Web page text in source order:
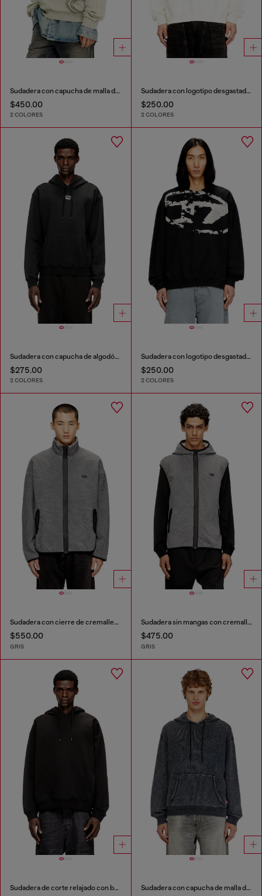
Sudadera con capucha de malla de algodón texturizada
$450.00
2 COLORES
Sudadera con logotipo desgastado en relieve
$250.00
2 COLORES
Sudadera con capucha de algodón con Oval D metálico.
$275.00
2 COLORES
Sudadera con logotipo desgastado en relieve
$250.00
2 COLORES
Sudadera con cierre de cremallera y forro interior
$550.00
GRIS
Sudadera sin mangas con cremallera
$475.00
GRIS
Sudadera de corte relajado con bolsillo canguro Sudadera con capucha de malla de algodón texturizada